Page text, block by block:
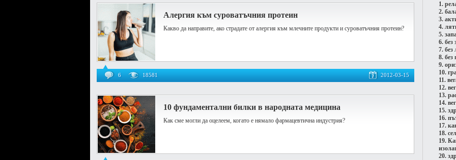
Алергия към суроватъчния протеин
Какво да направите, ако страдате от алергия към млечните продукти и суроватъчния протеин?
6 18581 2012-03-15
10 фундаментални билки в народната медицина
Как сме могли да оцелеем, когато е нямало фармацевтична индустрия?
1.
2.
3.
4.
5.
6. без
7. без
8. без
9.
10.
11.
12.
13.
14.
15.
16.
17.
18.
19.
20.